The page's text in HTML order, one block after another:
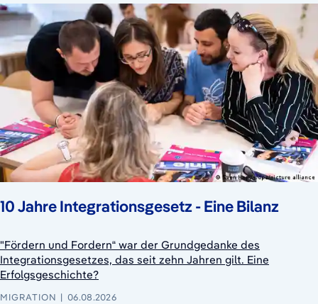
10 Jahre Integrationsgesetz - Eine Bilanz
"Fördern und Fordern“ war der Grundgedanke des
Integrationsgesetzes, das seit zehn Jahren gilt. Eine
Erfolgsgeschichte?
MIGRATION 06.08.2026